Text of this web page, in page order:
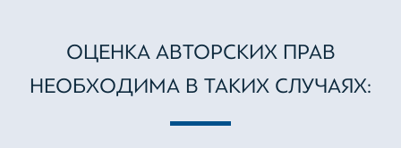
ОЦЕНКА АВТОРСКИХ ПРАВ
НЕОБХОДИМА В ТАКИХ СЛУЧАЯХ: